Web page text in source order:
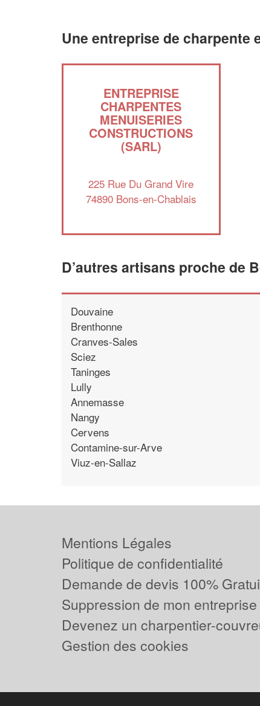
Une entreprise de charpente
ENTREPRISE
CHARPENTES
MENUISERIES
CONSTRUCTIONS
(SARL)
225 Rue Du Grand Vire
74890 Bons-en-Chablais
D’autres artisans proche de
Douvaine
Brenthonne
Cranves-Sales
Sciez
Taninges
Lully
Annemasse
Nangy
Cervens
Contamine-sur-Arve
Viuz-en-Sallaz
Mentions Légales
Politique de confidentialité
Demande de devis 100%
Suppression de mon entreprise
Devenez un charpentier-
Gestion des cookies